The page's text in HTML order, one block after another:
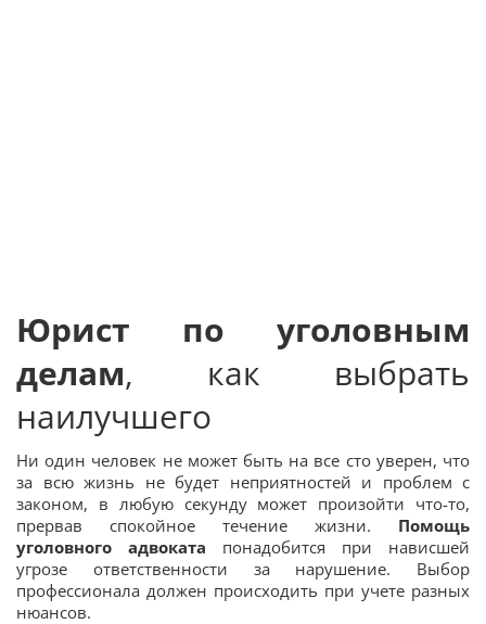
Юрист по уголовным
делам, как выбрать
наилучшего
Ни один человек не может быть на все сто уверен, что
за всю жизнь не будет неприятностей и проблем с
законом, в любую секунду может произойти что-то,
прервав спокойное течение жизни. Помощь
уголовного адвоката понадобится при нависшей
угрозе ответственности за нарушение. Выбор
профессионала должен происходить при учете разных
нюансов.